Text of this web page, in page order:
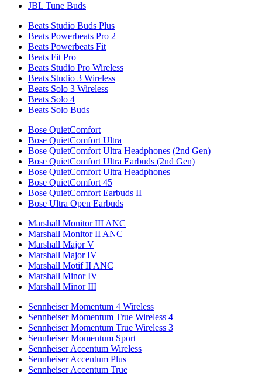
JBL Tune Buds
Beats Studio Buds Plus
Beats Powerbeats Pro 2
Beats Powerbeats Fit
Beats Fit Pro
Beats Studio Pro Wireless
Beats Studio 3 Wireless
Beats Solo 3 Wireless
Beats Solo 4
Beats Solo Buds
Bose QuietComfort
Bose QuietComfort Ultra
Bose QuietComfort Ultra Headphones (2nd Gen)
Bose QuietComfort Ultra Earbuds (2nd Gen)
Bose QuietComfort Ultra Headphones
Bose QuietComfort 45
Bose QuietComfort Earbuds II
Bose Ultra Open Earbuds
Marshall Monitor III ANC
Marshall Monitor II ANC
Marshall Major V
Marshall Major IV
Marshall Motif II ANC
Marshall Minor IV
Marshall Minor III
Sennheiser Momentum 4 Wireless
Sennheiser Momentum True Wireless 4
Sennheiser Momentum True Wireless 3
Sennheiser Momentum Sport
Sennheiser Accentum Wireless
Sennheiser Accentum Plus
Sennheiser Accentum True